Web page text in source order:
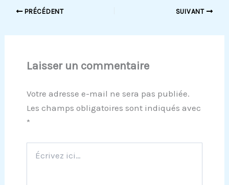
PRÉCÉDENT SUIVANT
Laisser un commentaire
Votre adresse e-mail ne sera pas publiée.
Les champs obligatoires sont indiqués avec
*
ici…